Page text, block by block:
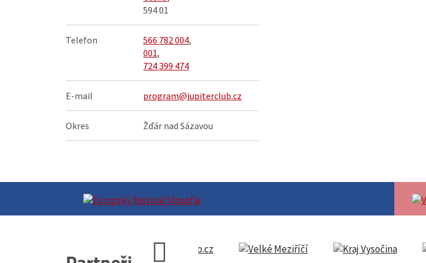
594 01
Telefon 566 782 004,
001,
724 399 474
E-mail program@jupiterclub.cz
Okres Žďár nad Sázavou